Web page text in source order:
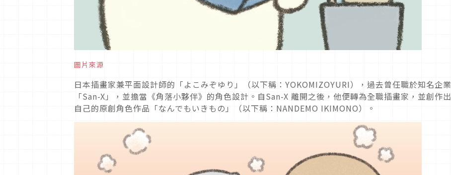
圖片來源
日本插畫家兼平面設計師的「よこみぞゆり」（以下稱：YOKOMIZOYURI），過去曾任職於知名企業
「San-X」，並擔當《角落小夥伴》的角色設計。自San-X 離開之後，他便轉為全職插畫家，並創作出
自己的原創角色作品「なんでもいきもの」（以下稱：NANDEMO IKIMONO）。